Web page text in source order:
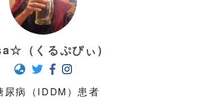
（くるぷぴぃ）
病（IDDM）患者